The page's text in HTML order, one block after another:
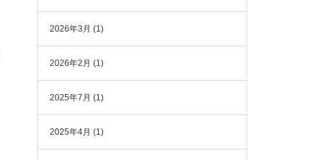
2026年3月 (1)
2026年2月 (1)
2025年7月 (1)
2025年4月 (1)